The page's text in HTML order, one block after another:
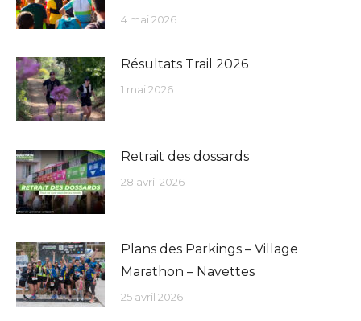
4 mai 2026
Résultats Trail 2026
1 mai 2026
Retrait des dossards
28 avril 2026
Plans des Parkings – Village
Marathon – Navettes
25 avril 2026